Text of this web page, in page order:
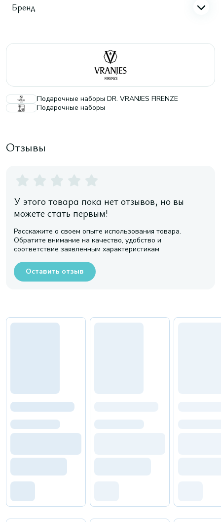
Бренд
Подарочные наборы DR. VRANJES FIRENZE
Подарочные наборы
Отзывы
У этого товара пока нет отзывов, но вы
можете стать первым!
Расскажите о своем опыте использования товара.
Обратите внимание на качество, удобство и
соответствие заявленным характеристикам
Оставить отзыв